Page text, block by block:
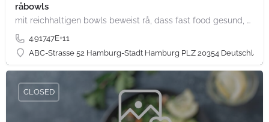
råbowls
mit reichhaltigen bowls beweist rå, dass fast food gesund, nachhaltig und hundertprozentig vegan sein kann.…
4.91747E+11
ABC-Strasse 52 Hamburg-Stadt Hamburg PLZ 20354 Deutschland
CLOSED